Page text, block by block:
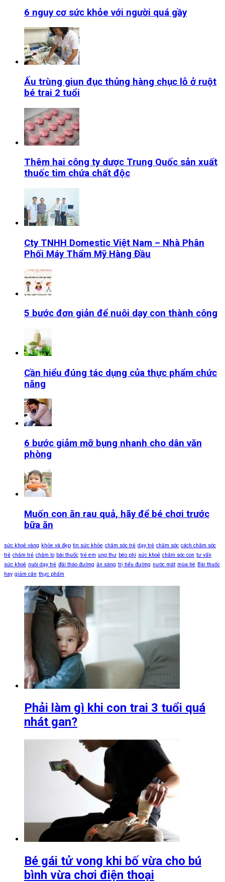
6 nguy cơ sức khỏe với người quá gầy
Ấu trùng giun đục thủng hàng chục lỗ ở ruột
bé trai 2 tuổi
Thêm hai công ty dược Trung Quốc sản xuất
thuốc tim chứa chất độc
Cty TNHH Domestic Việt Nam – Nhà Phân
Phối Máy Thẩm Mỹ Hàng Đầu
5 bước đơn giản để nuôi dạy con thành công
Cần hiểu đúng tác dụng của thực phẩm chức
năng
6 bước giảm mỡ bụng nhanh cho dân văn
phòng
Muốn con ăn rau quả, hãy để bé chơi trước
bữa ăn
sức khoẻ vàng khỏe và đẹp tin sức khỏe chăm sóc trẻ dạy trẻ chăm sóc cách chăm sóc
trẻ chăm trẻ chăm lo bài thuốc trẻ em ung thư béo phì sức khoẻ chăm sóc con tư vấn
sức khoẻ nuôi dạy trẻ đái tháo đường ăn sáng trị tiểu đường nước mát mùa hè Bài thuốc
hay giảm cân thực phẩm
Phải làm gì khi con trai 3 tuổi quá
nhát gan?
Bé gái tử vong khi bố vừa cho bú
bình vừa chơi điện thoại